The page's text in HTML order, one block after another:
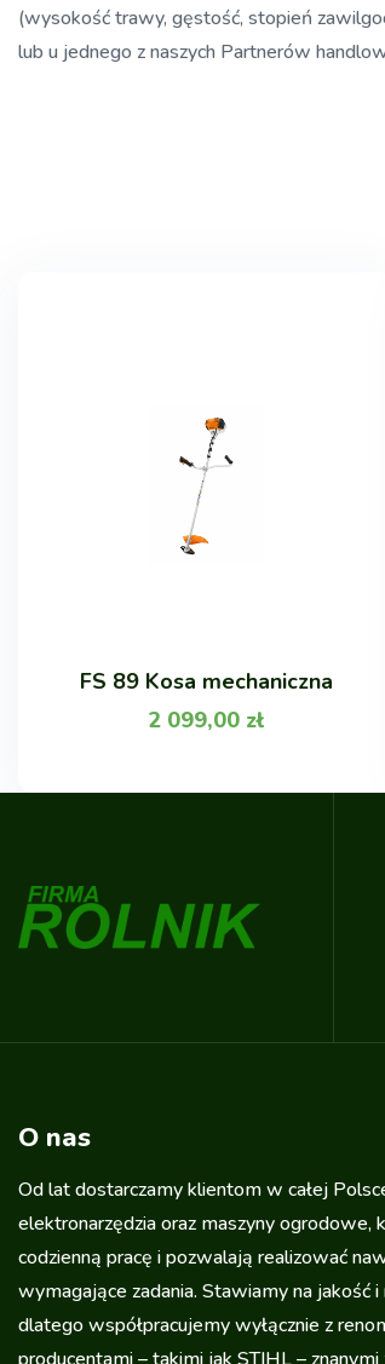
(wysokość trawy, gęstość, stopień
lub u jednego z naszych Partnerów
FS 89 Kosa mechaniczna
2 099,00 zł
O nas
Od lat dostarczamy klientom w całej
elektronarzędzia oraz maszyny ogrodowe,
codzienną pracę i pozwalają realizować
wymagające zadania. Stawiamy na jakość
dlatego współpracujemy wyłącznie z